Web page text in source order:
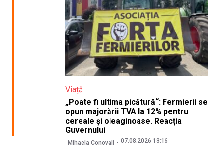
Viață
„Poate fi ultima picătură“: Fermierii se
opun majorării TVA la 12% pentru
cereale și oleaginoase. Reacția
Guvernului
Mihaela Conovali 07.08.2026 13:16